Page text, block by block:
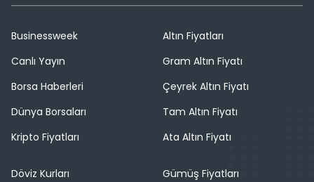
Businessweek
Canlı Yayın
Borsa Haberleri
Dünya Borsaları
Kripto Fiyatları
Altın Fiyatları
Gram Altın Fiyatı
Çeyrek Altın Fiyatı
Tam Altın Fiyatı
Ata Altın Fiyatı
Döviz Kurları
Gümüş Fiyatları